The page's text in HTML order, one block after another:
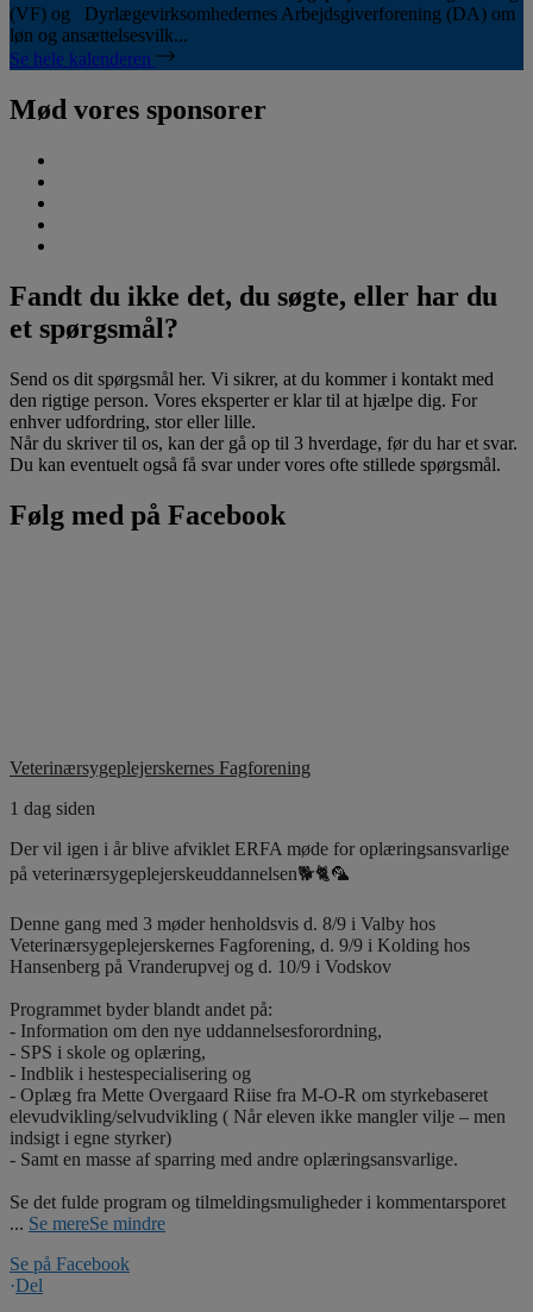
(VF) og Dyrlægevirksomhedernes Arbejdsgiverforening (DA) om
løn og ansættelsesvilk...
Se hele kalenderen
Mød vores sponsorer
Fandt du ikke det, du søgte, eller har du
et spørgsmål?
Send os dit spørgsmål her. Vi sikrer, at du kommer i kontakt med
den rigtige person. Vores eksperter er klar til at hjælpe dig. For
enhver udfordring, stor eller lille.
Når du skriver til os, kan der gå op til 3 hverdage, før du har et svar.
Du kan eventuelt også få svar under vores ofte stillede spørgsmål.
Følg med på Facebook
Veterinærsygeplejerskernes Fagforening
1 dag siden
Der vil igen i år blive afviklet ERFA møde for oplæringsansvarlige
på veterinærsygeplejerskeuddannelsen🐕🐈🦜
Denne gang med 3 møder henholdsvis d. 8/9 i Valby hos
Veterinærsygeplejerskernes Fagforening, d. 9/9 i Kolding hos
Hansenberg på Vranderupvej og d. 10/9 i Vodskov
Programmet byder blandt andet på:
- Information om den nye uddannelsesforordning,
- SPS i skole og oplæring,
- Indblik i hestespecialisering og
- Oplæg fra Mette Overgaard Riise fra M-O-R om styrkebaseret
elevudvikling/selvudvikling ( Når eleven ikke mangler vilje – men
indsigt i egne styrker)
- Samt en masse af sparring med andre oplæringsansvarlige.
Se det fulde program og tilmeldingsmuligheder i kommentarsporet
... Se mereSe mindre
Se på Facebook
·Del